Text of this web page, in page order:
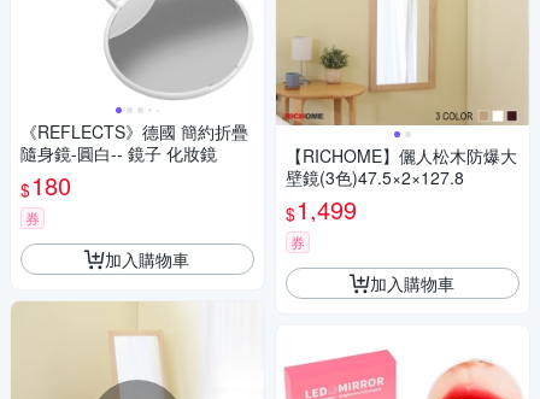
《REFLECTS》德國 簡約折疊
隨身鏡-圓白-- 鏡子 化妝鏡
$180
券
加入購物車
【RICHOME】儷人松木防爆大
壁鏡(3色)47.5×2×127.8
$1,499
券
加入購物車